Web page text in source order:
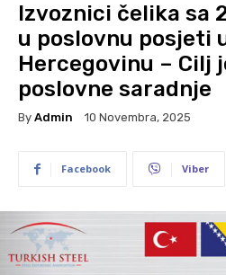
Izvoznici čelika sa
u poslovnu posjeti
Hercegovinu – Cilj
poslovne saradnje
By Admin 10 Novembra, 2025
Facebook Viber